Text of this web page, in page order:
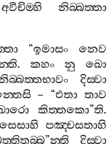
අවීචිම‍්හි
නිබ‍්බත‍්තා
“ඉමාසං
නෙව
. කහං නු
ඛො
දිස‍්වා
– “එතා තාව
කිත‍්තකො”ති.
පඤ‍්චසතාහි
”න‍්ති
දිස‍්වා